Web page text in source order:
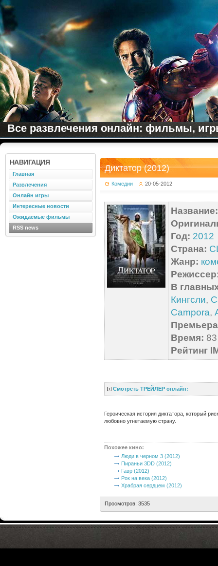
Все развлечения онлайн: фильмы,
Диктатор (2012)
Комедии 20-05-2012
Название:
Год: 2012
Страна:
Жанр:
В
Кингсли,
Campora,
Время:
Рейтинг
Смотреть ТРЕЙЛЕР онлайн:
Героическая история диктатора, который
любовно угнетаемую страну.
Похожее кино:
Люди в черном 3 (2012)
Пираньи 3DD (2012)
Гавр (2012)
Рок на века (2012)
Храбрая сердцем (2012)
Просмотров: 3535
НАВИГАЦИЯ
Главная
Развлечения
Онлайн игры
Интересные новости
Ожидаемые фильмы
RSS news